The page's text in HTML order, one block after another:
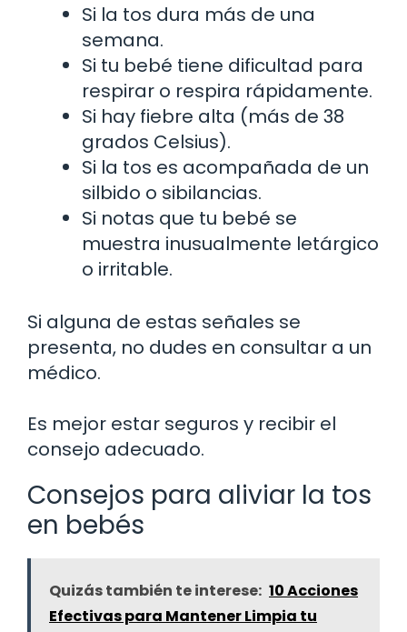
Si la tos dura más de una
semana.
Si tu bebé tiene dificultad para
respirar o respira rápidamente.
Si hay fiebre alta (más de 38
grados Celsius).
Si la tos es acompañada de un
silbido o sibilancias.
Si notas que tu bebé se
muestra inusualmente letárgico
o irritable.
Si alguna de estas señales se
presenta, no dudes en consultar a un
médico.
Es mejor estar seguros y recibir el
consejo adecuado.
Consejos para aliviar la tos
en bebés
Quizás también te interese: 10 Acciones
Efectivas para Mantener Limpia tu